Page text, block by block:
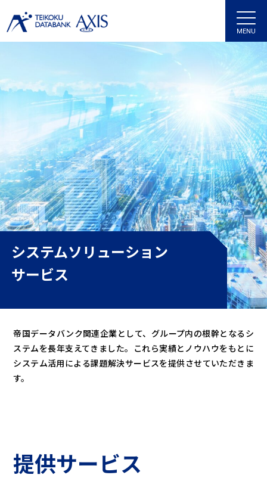
MENU
システムソリューション
サービス
帝国データバンク関連企業として、グループ内の根幹となるシ
ステムを長年支えてきました。これら実績とノウハウをもとに
システム活用による課題解決サービスを提供させていただきま
す。
提供サービス